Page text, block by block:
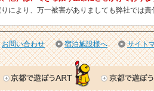
により、万一被害がありましても弊社では
お問い合わせ 宿泊施設様へ サイト